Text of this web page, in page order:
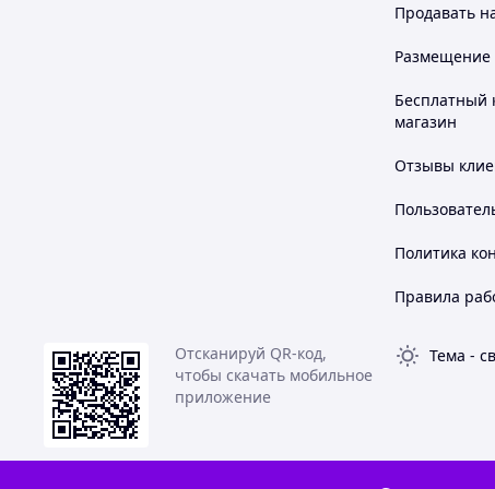
Продавать
Размещение
Бесплатный
магазин
Отзывы
Политика
Правила
Отсканируй QR-код,
чтобы скачать мобильное
приложение
Тема -